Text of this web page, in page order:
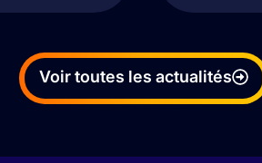
Voir toutes les actualités